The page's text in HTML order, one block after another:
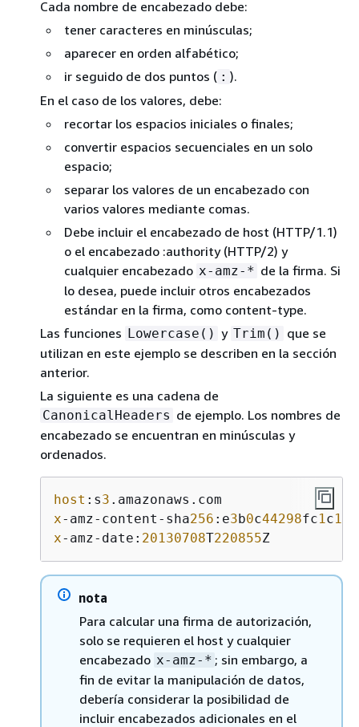
Cada nombre de encabezado debe:
tener caracteres en minúsculas;
aparecer en orden alfabético;
ir seguido de dos puntos ( : ).
En el caso de los valores, debe:
recortar los espacios iniciales o finales;
convertir espacios secuenciales en un solo
espacio;
separar los valores de un encabezado con
varios valores mediante comas.
Debe incluir el encabezado de host (HTTP/1.1)
o el encabezado :authority (HTTP/2) y
cualquier encabezado x-amz-* de la firma. Si
lo desea, puede incluir otros encabezados
estándar en la firma, como content-type.
Las funciones Lowercase() y Trim() que se
utilizan en este ejemplo se describen en la sección
anterior.
La siguiente es una cadena de
CanonicalHeaders de ejemplo. Los nombres de
encabezado se encuentran en minúsculas y
ordenados.
host :s3
x-amz-content-sha256 :e3b0c44298fc1 c149
x-amz-date: 20130708T220855Z
nota
Para calcular una firma de autorización,
solo se requieren el host y cualquier
encabezado x-amz-* ; sin embargo, a
fin de evitar la manipulación de datos,
debería considerar la posibilidad de
incluir encabezados adicionales en el